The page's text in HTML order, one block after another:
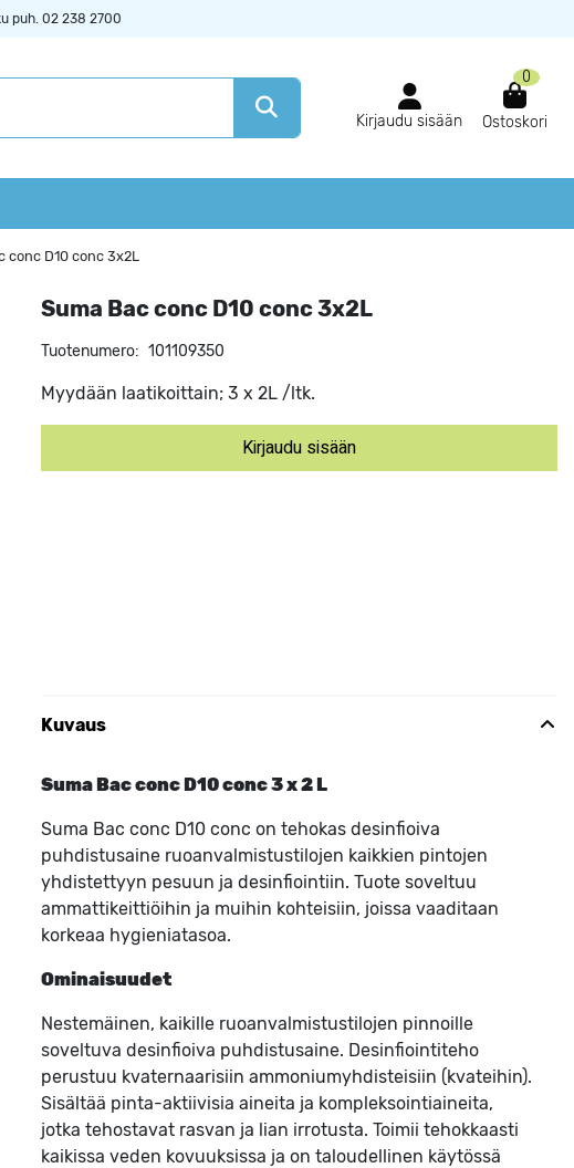
puh. 02 238 2700
Kirjaudu sisään
0
Ostoskori
conc D10 conc 3x2L
Suma Bac conc D10 conc 3x2L
Tuotenumero: 101109350
Myydään laatikoittain; 3 x 2L /ltk.
Kirjaudu sisään
Kuvaus
Suma Bac conc D10 conc 3 x 2 L
Suma Bac conc D10 conc on tehokas desinfioiva
puhdistusaine ruoanvalmistustilojen kaikkien pintojen
yhdistettyyn pesuun ja desinfiointiin. Tuote soveltuu
ammattikeittiöihin ja muihin kohteisiin, joissa vaaditaan
korkeaa hygieniatasoa.
Ominaisuudet
Nestemäinen, kaikille ruoanvalmistustilojen pinnoille
soveltuva desinfioiva puhdistusaine. Desinfiointiteho
perustuu kvaternaarisiin ammoniumyhdisteisiin (kvateihin).
Sisältää pinta-aktiivisia aineita ja kompleksointiaineita,
jotka tehostavat rasvan ja lian irrotusta. Toimii tehokkaasti
kaikissa veden kovuuksissa ja on taloudellinen käytössä